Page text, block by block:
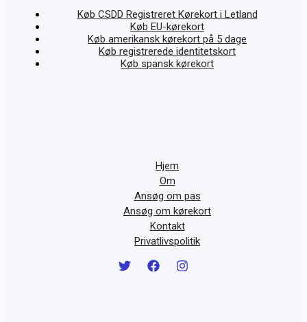
Køb CSDD Registreret Kørekort i Letland
Køb EU-kørekort
Køb amerikansk kørekort på 5 dage
Køb registrerede identitetskort
Køb spansk kørekort
Hjem
Om
Ansøg om pas
Ansøg om kørekort
Kontakt
Privatlivspolitik